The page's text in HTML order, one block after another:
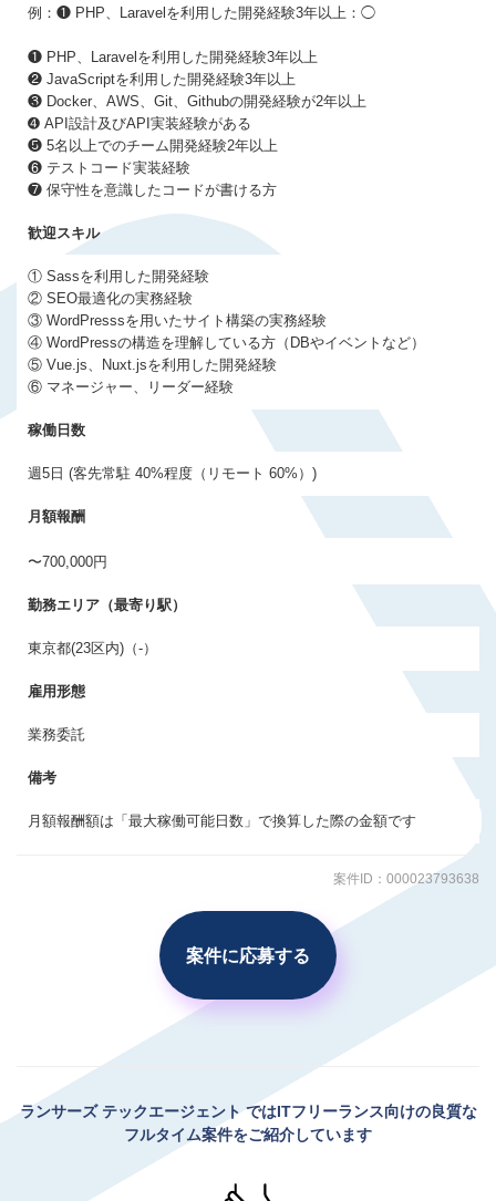
例：❶ PHP、Laravelを利用した開発経験3年以上：◯
❶ PHP、Laravelを利用した開発経験3年以上
❷ JavaScriptを利用した開発経験3年以上
❸ Docker、AWS、Git、Githubの開発経験が2年以上
➍ API設計及びAPI実装経験がある
❺ 5名以上でのチーム開発経験2年以上
❻ テストコード実装経験
❼ 保守性を意識したコードが書ける方
歓迎スキル
① Sassを利用した開発経験
② SEO最適化の実務経験
③ WordPresssを用いたサイト構築の実務経験
④ WordPressの構造を理解している方（DBやイベントなど）
⑤ Vue.js、Nuxt.jsを利用した開発経験
⑥ マネージャー、リーダー経験
稼働日数
週5日 (客先常駐 40%程度（リモート 60%）)
月額報酬
〜700,000円
勤務エリア（最寄り駅）
東京都(23区内)（-）
雇用形態
業務委託
備考
月額報酬額は「最大稼働可能日数」で換算した際の金額です
案件ID：000023793638
案件に応募する
ランサーズ テックエージェントではITフリーランス向けの良質な
フルタイム案件をご紹介しています